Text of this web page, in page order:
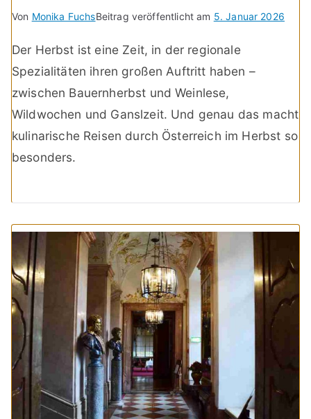
Von Monika FuchsBeitrag veröffentlicht am 5. Januar 2026
Der Herbst ist eine Zeit, in der regionale
Spezialitäten ihren großen Auftritt haben –
zwischen Bauernherbst und Weinlese,
Wildwochen und Ganslzeit. Und genau das macht
kulinarische Reisen durch Österreich im Herbst so
besonders.